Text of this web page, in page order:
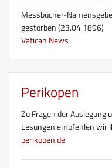
Messbücher-
gestorben (23.04.1896)
Vatican News
Perikopen
Zu Fragen der Auslegung
Lesungen empfehlen wir
perikopen.de